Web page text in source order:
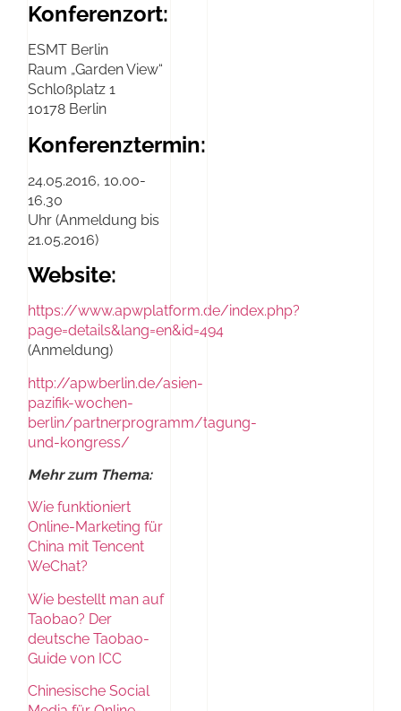
Konferenzort:
ESMT Berlin
Raum „Garden View“
Schloßplatz 1
10178 Berlin
Konferenztermin:
24.05.2016, 10.00-
16.30
Uhr (Anmeldung bis
21.05.2016)
Website:
https://www.apwplatform.de/index.php?
page=details&lang=en&id=494
(Anmeldung)
http://apwberlin.de/asien-
pazifik-wochen-
berlin/partnerprogramm/tagung-
und-kongress/
Mehr zum Thema:
Wie funktioniert
Online-Marketing für
China mit Tencent
WeChat?
Wie bestellt man auf
Taobao? Der
deutsche Taobao-
Guide von ICC
Chinesische Social